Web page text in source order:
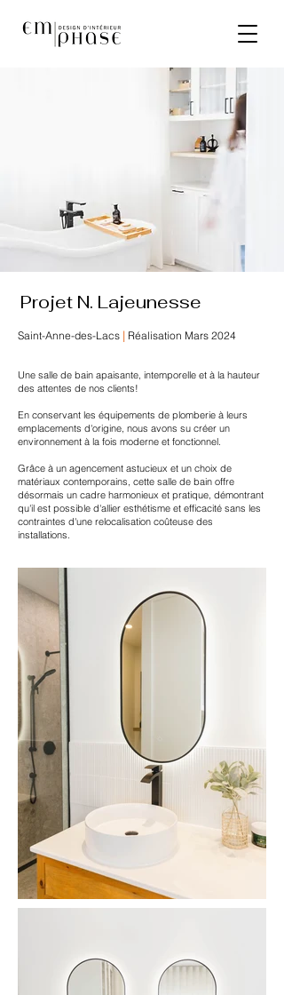
Projet N. Lajeunesse
Saint-Anne-des-Lacs | Réalisation Mars 2024
Une salle de bain apaisante, intemporelle et à la hauteur
des attentes de nos clients!
En conservant les équipements de plomberie à leurs
emplacements d'origine, nous avons su créer un
environnement à la fois moderne et fonctionnel.
Grâce à un agencement astucieux et un choix de
matériaux contemporains, cette salle de bain offre
désormais un cadre harmonieux et pratique, démontrant
qu'il est possible d'allier esthétisme et efficacité sans les
contraintes d'une relocalisation coûteuse des
installations.